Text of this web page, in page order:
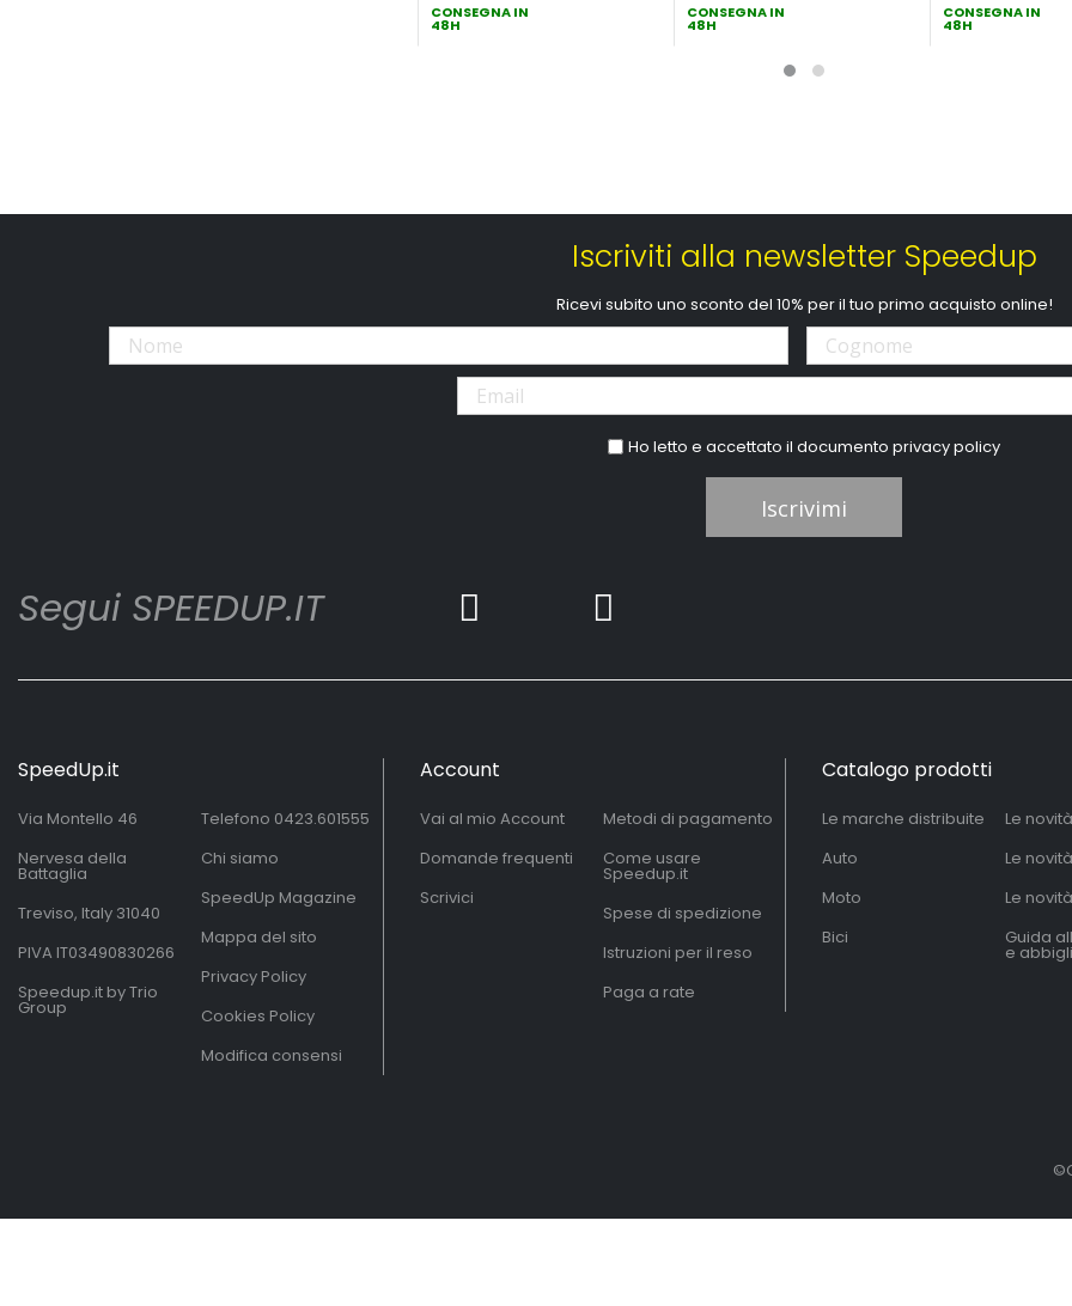
CONSEGNA IN
48H
CONSEGNA IN
48H
speciale
CONSEGNA IN
48H
Iscriviti alla newsletter Speedup
Ricevi subito uno sconto del 10% per il tuo primo acquisto online!
Ho letto e accettato il documentoprivacy policy
Iscrivimi
Segui SPEEDUP.IT
SpeedUp.it
Via Montello 46
Nervesa della
Battaglia
Treviso, Italy 31040
PIVA IT03490830266
Speedup.it by Trio
Group
Telefono 0423.601555
Chi siamo
SpeedUp Magazine
Mappa del sito
Privacy Policy
Cookies Policy
Modifica consensi
Account
Vai al mio Account
Domande frequenti
Scrivici
Metodi di pagamento
Come usare
Speedup.it
Spese di spedizione
Istruzioni per il reso
Paga a rate
Catalogo prodotti
Le marche distribuite
Auto
Moto
Bici
Le
Le
Le
Guida
e